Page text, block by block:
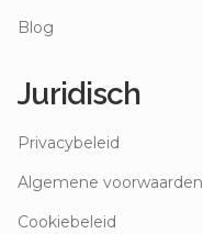
Blog
Juridisch
Privacybeleid
Algemene voorwaarden
Cookiebeleid